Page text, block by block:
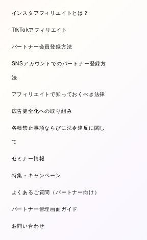
インスタアフィリエイトとは？
TikTokアフィリエイト
パートナー会員登録方法
SNSアカウントでのパートナー登録方
法
アフィリエイトで知っておくべき法律
広告健全化への取り組み
各種禁止事項ならびに法令違反に関し
て
セミナー情報
特集・キャンペーン
よくあるご質問（パートナー向け）
パートナー管理画面ガイド
お問い合わせ